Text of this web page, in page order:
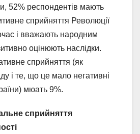
52% респондентів мають
сприйняття Революції
і вважають народним
оцінюють наслідки.
сприйняття (як
і те, що це мало негативні
мюать 9%.
сприйняття